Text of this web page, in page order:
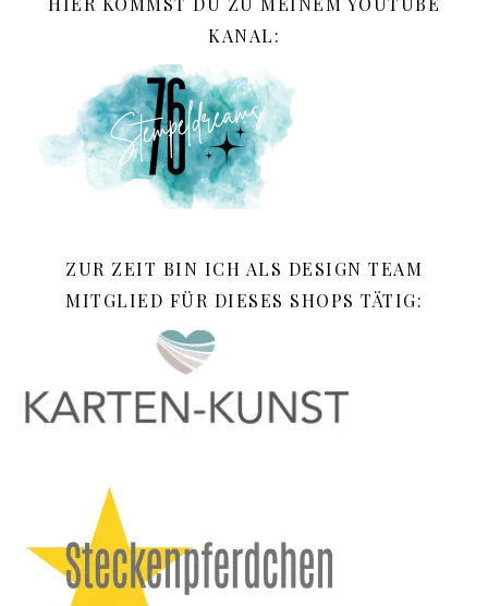
KANAL:
ZUR ZEIT BIN ICH ALS DESIGN TEAM
MITGLIED FÜR DIESES SHOPS TÄTIG: